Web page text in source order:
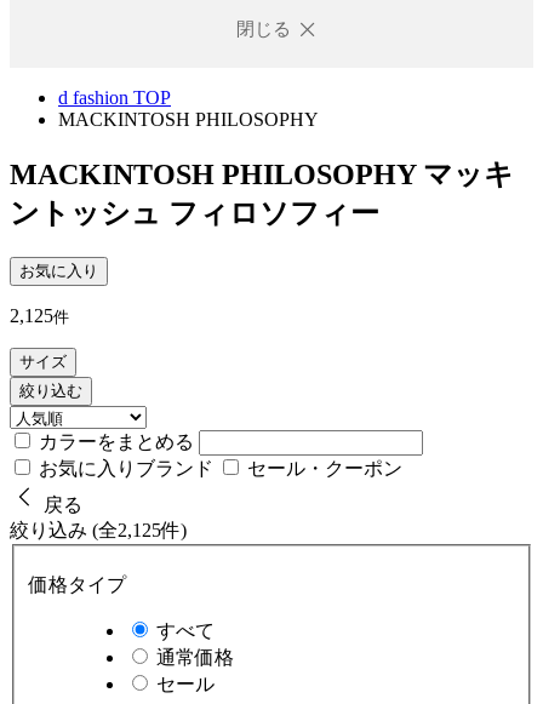
閉じる
d fashion TOP
MACKINTOSH PHILOSOPHY
MACKINTOSH PHILOSOPHY マッキ
ントッシュ フィロソフィー
お気に入り
2,125件
サイズ
絞り込む
カラーをまとめる
お気に入りブランド
セール・クーポン
戻る
絞り込み (全2,125件)
価格タイプ
すべて
通常価格
セール